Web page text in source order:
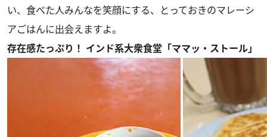
い、食べた人みんなを笑顔にする、とっておきのマレーシ
アごはんに出会えますよ。
存在感たっぷり！ インド系大衆食堂「ママッ・ストール」